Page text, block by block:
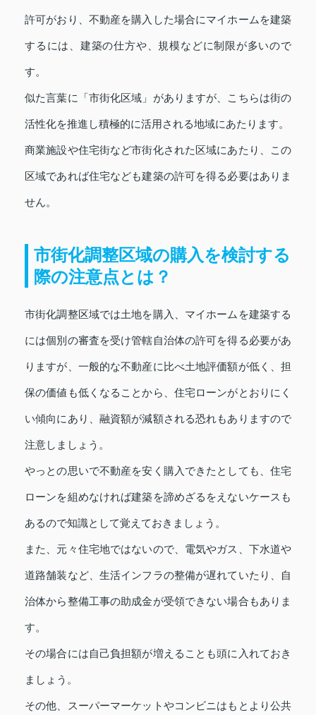
許可がおり、不動産を購入した場合にマイホームを建築
するには、建築の仕方や、規模などに制限が多いので
す。
似た言葉に「市街化区域」がありますが、こちらは街の
活性化を推進し積極的に活用される地域にあたります。
商業施設や住宅街など市街化された区域にあたり、この
区域であれば住宅なども建築の許可を得る必要はありま
せん。
市街化調整区域の購入を検討する
際の注意点とは？
市街化調整区域では土地を購入、マイホームを建築する
には個別の審査を受け管轄自治体の許可を得る必要があ
りますが、一般的な不動産に比べ土地評価額が低く、担
保の価値も低くなることから、住宅ローンがとおりにく
い傾向にあり、融資額が減額される恐れもありますので
注意しましょう。
やっとの思いで不動産を安く購入できたとしても、住宅
ローンを組めなければ建築を諦めざるをえないケースも
あるので知識として覚えておきましょう。
また、元々住宅地ではないので、電気やガス、下水道や
道路舗装など、生活インフラの整備が遅れていたり、自
治体から整備工事の助成金が受領できない場合もありま
す。
その場合には自己負担額が増えることも頭に入れておき
ましょう。
その他、スーパーマーケットやコンビニはもとより公共